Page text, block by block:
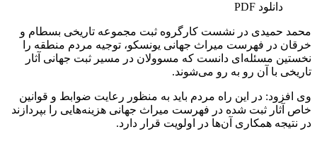
دانلود PDF
محمد حمیدی در نشست کارگروه ثبت مجموعه تاریخی بسطام و
خرقان در فهرست میراث جهانی یونسکو، توجیه مردم منطقه را
نخستین مسئله‌ای دانست که مسوولان در مسیر ثبت جهانی آثار
تاریخی با آن رو به رو می‌شوند.
وی افزود: در این راه مردم باید به منظور رعایت ضوابط و قوانین
خاص آثار ثبت شده در فهرست میراث جهانی هزینه‌هایی را بپردازند
در نتیجه همکاری آن‌ها در اولویت قرار دارد.